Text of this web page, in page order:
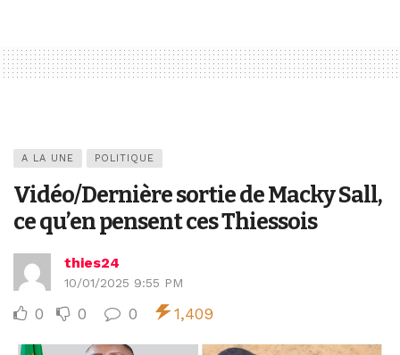
A LA UNE POLITIQUE
Vidéo/Dernière sortie de Macky Sall,
ce qu’en pensent ces Thiessois
thies24
10/01/2025 9:55 PM
0 0 0 1,409